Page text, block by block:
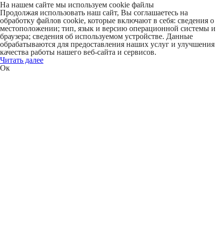
На нашем сайте мы используем cookie файлы
Продолжая использовать наш сайт, Вы соглашаетесь на
обработку файлов cookie, которые включают в себя: сведения о
местоположении; тип, язык и версию операционной системы и
браузера; сведения об используемом устройстве. Данные
обрабатываются для предоставления наших услуг и улучшения
качества работы нашего веб-сайта и сервисов.
Читать далее
Ок